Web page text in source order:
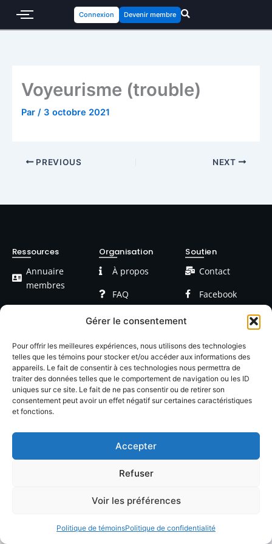
Gérer le consentement
Pour offrir les meilleures expériences, nous utilisons des technologies
telles que les témoins pour stocker et/ou accéder aux informations des
appareils. Le fait de consentir à ces technologies nous permettra de
traiter des données telles que le comportement de navigation ou les ID
uniques sur ce site. Le fait de ne pas consentir ou de retirer son
consentement peut avoir un effet négatif sur certaines caractéristiques
et fonctions.
Accepter
Refuser
Voir les préférences
Politique de témoinsPolitique de confidentialité
Connexion Devenir membre
Voyeurisme (trouble)
Par / 3 octobre 2021
PREVIOUS NEXT
Ressources
Annuaire
membres
Devenir
Blog / Articles
Organisation
À propos
FAQ
Formations
Événements
Soutien
Contact
Facebook
Confidentialté